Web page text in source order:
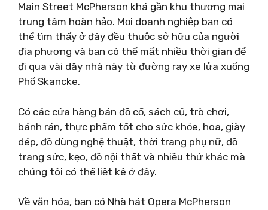
Main Street McPherson khá gần khu thương mại
trung tâm hoàn hảo. Mọi doanh nghiệp bạn có
thể tìm thấy ở đây đều thuộc sở hữu của người
địa phương và bạn có thể mất nhiều thời gian để
đi qua vài dãy nhà này từ đường ray xe lửa xuống
Phố Skancke.
Có các cửa hàng bán đồ cổ, sách cũ, trò chơi,
bánh rán, thực phẩm tốt cho sức khỏe, hoa, giày
dép, đồ dùng nghệ thuật, thời trang phụ nữ, đồ
trang sức, kẹo, đồ nội thất và nhiều thứ khác mà
chúng tôi có thể liệt kê ở đây.
Về văn hóa, bạn có Nhà hát Opera McPherson